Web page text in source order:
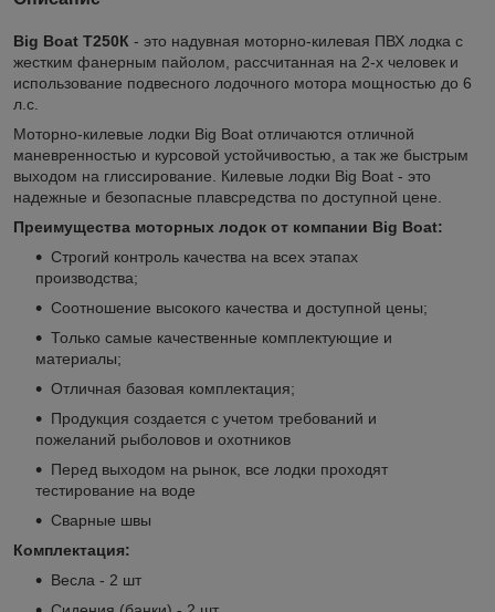
Big Boat T250К - это надувная моторно-килевая ПВХ лодка с
жестким фанерным пайолом, рассчитанная на 2-х человек и
использование подвесного лодочного мотора мощностью до 6
л.с.
Моторно-килевые лодки Big Boat отличаются отличной
маневренностью и курсовой устойчивостью, а так же быстрым
выходом на глиссирование. Килевые лодки Big Boat - это
надежные и безопасные плавсредства по доступной цене.
Преимущества моторных лодок от компании Big Boat:
Строгий контроль качества на всех этапах
производства;
Соотношение высокого качества и доступной цены;
Только самые качественные комплектующие и
материалы;
Отличная базовая комплектация;
Продукция создается с учетом требований и
пожеланий рыболовов и охотников
Перед выходом на рынок, все лодки проходят
тестирование на воде
Сварные швы
Комплектация:
Весла - 2 шт